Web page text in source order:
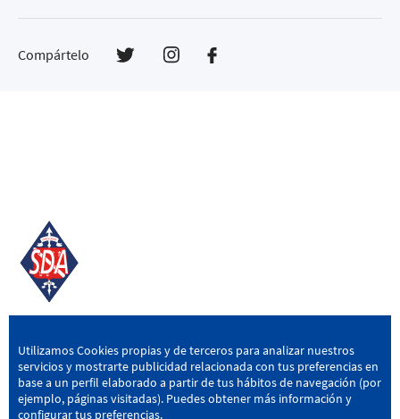
Compártelo
SD AMOREBIETA
San Miguel Kalea, 16, 48340 Amorebieta, Bizkaia
946 604 751 | sda@sdamorebieta.eus
Utilizamos Cookies propias y de terceros para analizar nuestros
servicios y mostrarte publicidad relacionada con tus preferencias en
base a un perfil elaborado a partir de tus hábitos de navegación (por
ejemplo, páginas visitadas). Puedes obtener más información y
configurar tus preferencias.